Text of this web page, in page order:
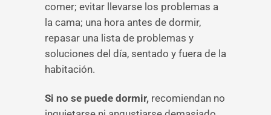
comer; evitar llevarse los problemas a
la cama; una hora antes de dormir,
repasar una lista de problemas y
soluciones del día, sentado y fuera de la
habitación.
Si no se puede dormir, recomiendan no